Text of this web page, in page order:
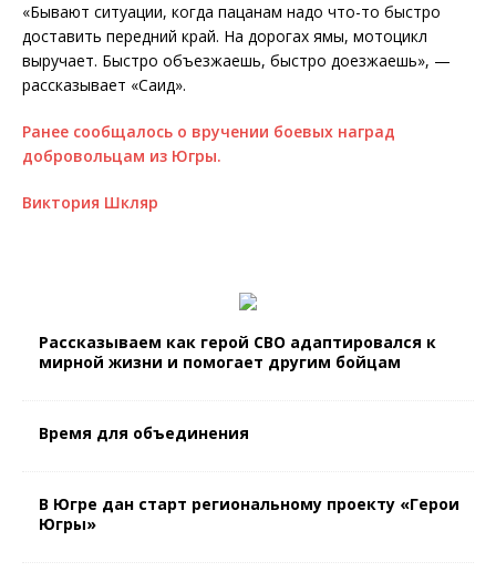
«Бывают ситуации, когда пацанам надо что-то быстро
доставить передний край. На дорогах ямы, мотоцикл
выручает. Быстро объезжаешь, быстро доезжаешь», —
рассказывает «Саид».
Ранее сообщалось о вручении боевых наград
добровольцам из Югры.
Виктория Шкляр
Рассказываем как герой СВО адаптировался к
мирной жизни и помогает другим бойцам
Время для объединения
В Югре дан старт региональному проекту «Герои
Югры»